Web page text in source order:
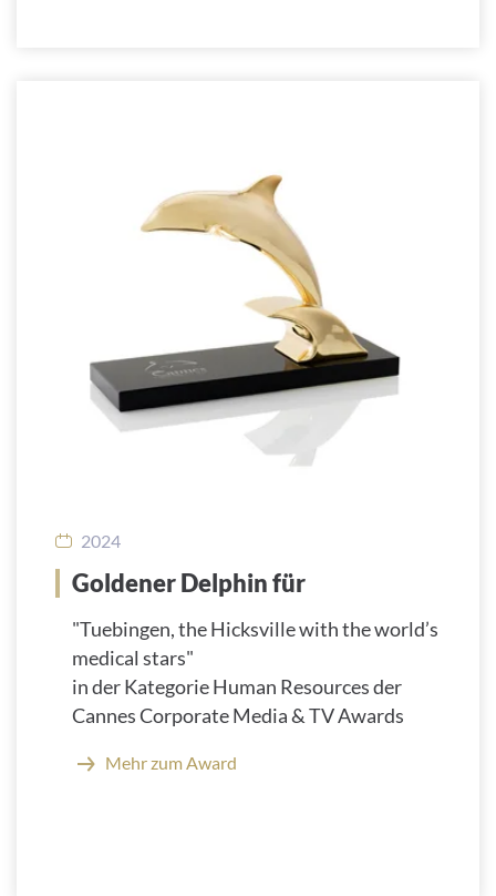
2024
Goldener Delphin für
"Tuebingen, the Hicksville with the world’s
medical stars"
in der Kategorie Human Resources der
Cannes Corporate Media & TV Awards
Mehr zum Award